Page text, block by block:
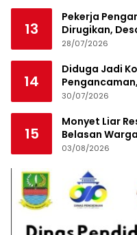
13
Pekerja
Dirugikan,
Pekanbaru
28/07/2026
14
Diduga Jadi
Siapkan
30/07/2026
15
Monyet Liar
Belasan
03/08/2026